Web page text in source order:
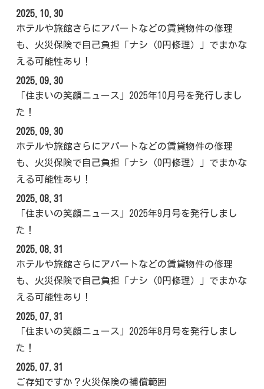
2025.10.30
ホテルや旅館さらにアパートなどの賃貸物件の修理
も、火災保険で自己負担「ナシ（0円修理）」でまかな
える可能性あり！
2025.09.30
「住まいの笑顔ニュース」2025年10月号を発行しまし
た！
2025.09.30
ホテルや旅館さらにアパートなどの賃貸物件の修理
も、火災保険で自己負担「ナシ（0円修理）」でまかな
える可能性あり！
2025.08.31
「住まいの笑顔ニュース」2025年9月号を発行しまし
た！
2025.08.31
ホテルや旅館さらにアパートなどの賃貸物件の修理
も、火災保険で自己負担「ナシ（0円修理）」でまかな
える可能性あり！
2025.07.31
「住まいの笑顔ニュース」2025年8月号を発行しまし
た！
2025.07.31
ご存知ですか？火災保険の補償範囲